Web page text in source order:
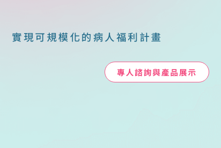
實現可規模化的病人福利計畫
專人諮詢與產品展示